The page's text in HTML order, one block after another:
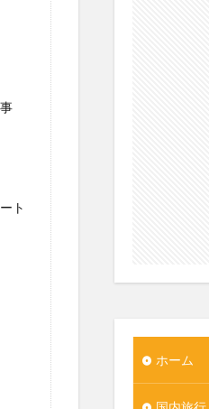
ト
ホーム